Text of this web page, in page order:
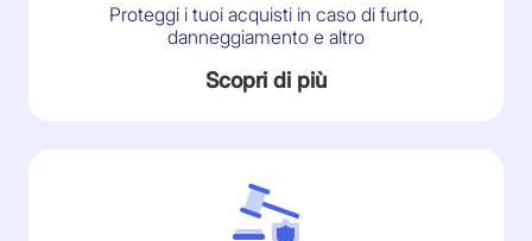
Proteggi i tuoi acquisti in caso di furto,
danneggiamento e altro
Scopri di più